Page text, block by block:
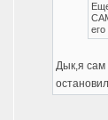
Дык,я сам